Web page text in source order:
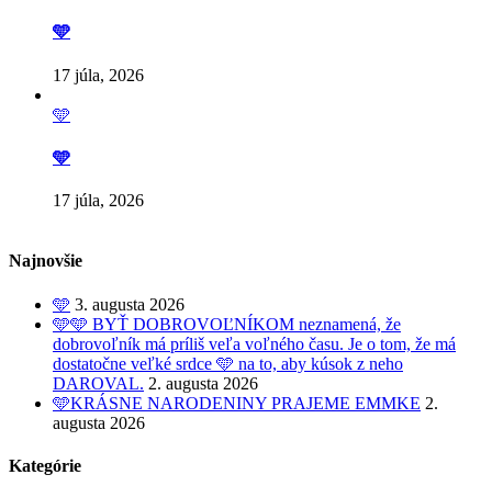
🩵
17 júla, 2026
🩵
🩵
17 júla, 2026
Najnovšie
🩵 3. augusta 2026
🩵🩵 BYŤ DOBROVOĽNÍKOM neznamená, že
dobrovoľník má príliš veľa voľného času. Je o tom, že má
dostatočne veľké srdce 🩵 na to, aby kúsok z neho
DAROVAL. 2. augusta 2026
🩵KRÁSNE NARODENINY PRAJEME EMMKE 2.
augusta 2026
Kategórie